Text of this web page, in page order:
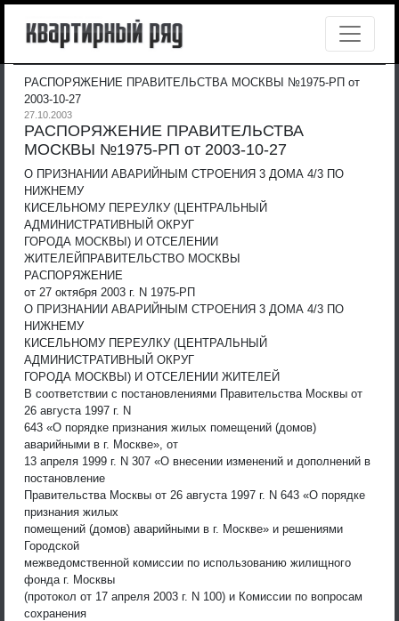
РАСПОРЯЖЕНИЕ ПРАВИТЕЛЬСТВА МОСКВЫ №1975-РП от
2003-10-27
27.10.2003
РАСПОРЯЖЕНИЕ ПРАВИТЕЛЬСТВА
МОСКВЫ №1975-РП от 2003-10-27
О ПРИЗНАНИИ АВАРИЙНЫМ СТРОЕНИЯ 3 ДОМА 4/3 ПО
НИЖНЕМУ
КИСЕЛЬНОМУ ПЕРЕУЛКУ (ЦЕНТРАЛЬНЫЙ
АДМИНИСТРАТИВНЫЙ ОКРУГ
ГОРОДА МОСКВЫ) И ОТСЕЛЕНИИ
ЖИТЕЛЕЙПРАВИТЕЛЬСТВО МОСКВЫ
РАСПОРЯЖЕНИЕ
от 27 октября 2003 г. N 1975-РП
О ПРИЗНАНИИ АВАРИЙНЫМ СТРОЕНИЯ 3 ДОМА 4/3 ПО
НИЖНЕМУ
КИСЕЛЬНОМУ ПЕРЕУЛКУ (ЦЕНТРАЛЬНЫЙ
АДМИНИСТРАТИВНЫЙ ОКРУГ
ГОРОДА МОСКВЫ) И ОТСЕЛЕНИИ ЖИТЕЛЕЙ
В соответствии с постановлениями Правительства Москвы от
26 августа 1997 г. N
643 «О порядке признания жилых помещений (домов)
аварийными в г. Москве», от
13 апреля 1999 г. N 307 «О внесении изменений и дополнений в
постановление
Правительства Москвы от 26 августа 1997 г. N 643 «О порядке
признания жилых
помещений (домов) аварийными в г. Москве» и решениями
Городской
межведомственной комиссии по использованию жилищного
фонда г. Москвы
(протокол от 17 апреля 2003 г. N 100) и Комиссии по вопросам
сохранения